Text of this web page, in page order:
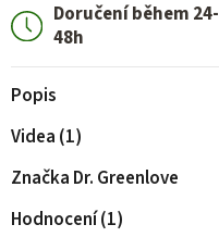
Doručení během 24-
48h
Popis
Videa (1)
Značka Dr. Greenlove
Hodnocení (1)